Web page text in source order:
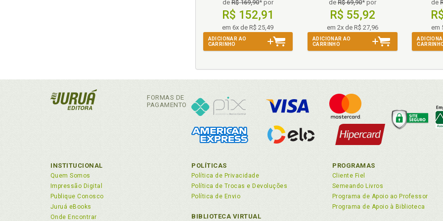
de Contadora e Esquipulas, p. 97
Contexto global bipolar. Permanência e mudança nas
global bipolar e de incipiente conflito regional no ISTMO, p. 45
D
Democratização. Processo negociador de Esquipulas:
87
E
Economia. Brasil e a América Central em uma nova era.
socioculturais, p. 127
Esquipulas. Processo negociador de Esquipulas: segurança,
Esquipulas. Relações brasileiro-centro-americanas no
Esquipulas (1983-1996), p. 75
Esquipulas. Tabela 3. Sinopse do processo negociador de
Esquipulas. Tese brasileira e as relações brasileiro-centro-
deR$ 169,90* por
R$ 152,91
em 6x de R$ 25,49
ADICIONAR AO
CARRINHO
de R$ 69,90* por
R$ 55,92
em 2x de R$ 27,96
ADICIONAR AO
CARRINHO
de
em
FORMAS DE
PAGAMENTO
INSTITUCIONAL
Quem Somos
Impressão Digital
Publique Conosco
Juruá eBooks
Onde Encontrar
POLÍTICAS
Política de Privacidade
Política de Trocas e Devoluções
Política de Envio
BIBLIOTECA VIRTUAL
PROGRAMAS
Cliente Fiel
Semeando Livros
Programa de Apoio ao Professor
Programa de Apoio à Biblioteca